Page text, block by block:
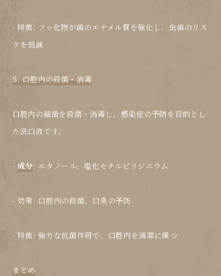
-特徴: フッ化物が歯のエナメル質を強化し、虫歯のリス
クを低減
5. 口腔内の殺菌・消毒
口腔内の細菌を殺菌・消毒し、感染症の予防を目的とし
た洗口液です。
- 成分: エタノール、塩化セチルピリジニウム
-効果: 口腔内の殺菌、口臭の予防
-特徴: 強力な抗菌作用で、口腔内を清潔に保つ
まとめ